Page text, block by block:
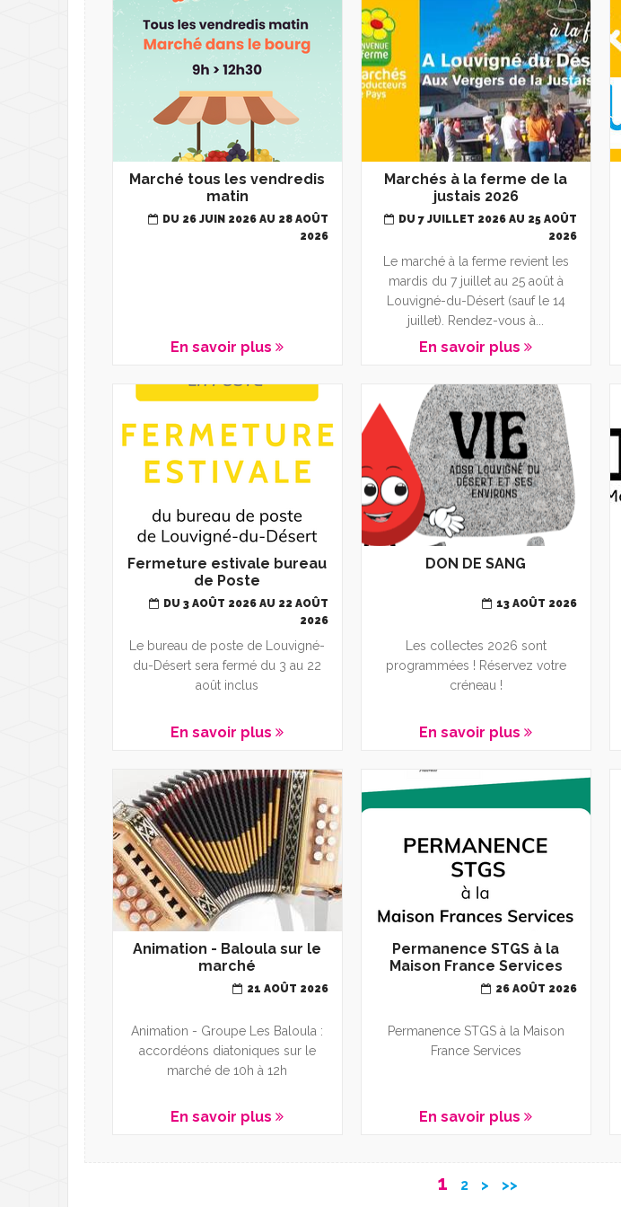
Déchèterie - Gérer ses déchets - composter
Déchets ménagers
Tri sélectif
Déchetterie
Compostage
Mon foyer zéro déchet
Santé et solidarité La Maison de Santé
Annuaire médical et paramédical
ADMR
Le centre social - L'Oasis
Marché tous les vendredis
matin
DU 26 JUIN 2026 AU 28 AOÛT
2026
En savoir plus
Marchés à la ferme de la
justais 2026
DU 7 JUILLET 2026 AU 25 AOÛT
2026
Le marché à la ferme revient les
mardis du 7 juillet au 25 août à
Louvigné-du-Désert (sauf le 14
juillet). Rendez-vous à...
En savoir plus
Fermeture estivale bureau
de Poste
DU 3 AOÛT 2026 AU 22 AOÛT
2026
Le bureau de poste de Louvigné-
du-Désert sera fermé du 3 au 22
août inclus
En savoir plus
DON DE SANG
13 AOÛT 2026
Les collectes 2026 sont
programmées ! Réservez votre
créneau !
En savoir plus
Animation - Baloula sur le
marché
21 AOÛT 2026
Animation - Groupe Les Baloula :
accordéons diatoniques sur le
marché de 10h à 12h
En savoir plus
Permanence STGS à la
Maison France Services
26 AOÛT 2026
Permanence STGS à la Maison
France Services
En savoir plus
1 2 > >>